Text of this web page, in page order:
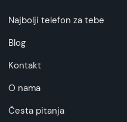
Najbolji telefon za tebe
Blog
Kontakt
O nama
Česta pitanja